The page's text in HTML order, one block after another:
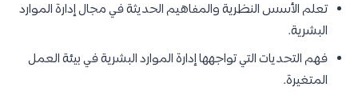
تعلم الأسس النظرية والمفاهيم الحديثة في مجال إدارة الموارد
البشرية.
فهم التحديات التي تواجهها إدارة الموارد البشرية في بيئة العمل
المتغيرة.